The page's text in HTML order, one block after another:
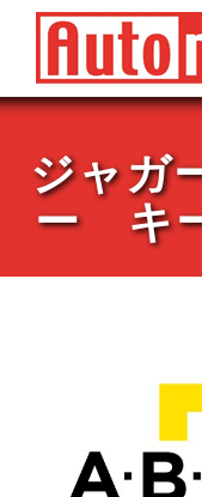
content
ジャガ
ー キ